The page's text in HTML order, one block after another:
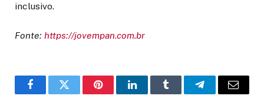
inclusivo.
Fonte: https://jovempan.com.br
FacebookTwitter PinterestLinkedInTumblr TelegramEmail